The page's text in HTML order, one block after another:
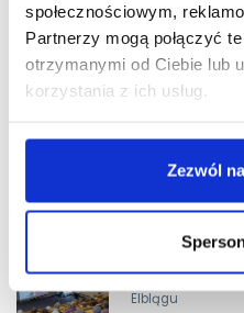
społecznościowym,
Partnerzy mogą połączyć
otrzymanymi od Ciebie lub
korzystania z ich usług.
Zezwól
OSTATNIE AKTUALNOŚCI
Dodatkowa
dla siebie i
Zdrowie i
Elblągu